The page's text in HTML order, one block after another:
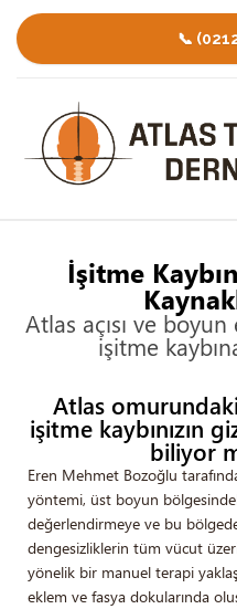
📞
İşitme
Atlas açısı ve
işitme
Atlas omurundaki
işitme kaybınızın
biliyor
Eren Mehmet Bozoğlu
yöntemi, üst boyun
değerlendirmeye ve bu
dengesizliklerin tüm vücut
yönelik bir manuel terapi
eklem ve fasya dokularında